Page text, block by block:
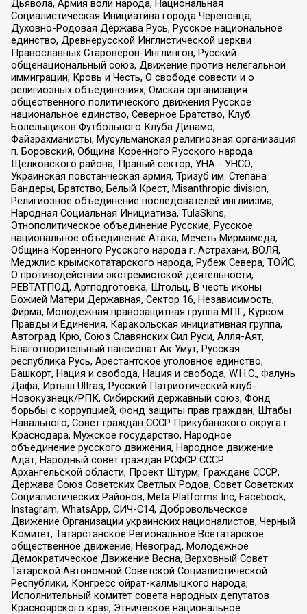
Дьявола, Армия воли народа, Национальная
Социалистическая Инициатива города Череповца,
Духовно-Родовая Держава Русь, Русское национальное
единство, Древнерусской Инглистической церкви
Православных Староверов-Инглингов, Русский
общенациональный союз, Движение против нелегальной
иммиграции, Кровь и Честь, О свободе совести и о
религиозных объединениях, Омская организация
общественного политического движения Русское
национальное единство, Северное Братство, Клуб
Болельщиков Футбольного Клуба Динамо,
Файзрахманисты, Мусульманская религиозная организация
п. Боровский, Община Коренного Русского народа
Щелковского района, Правый сектор, УНА - УНСО,
Украинская повстанческая армия, Тризуб им. Степана
Бандеры, Братство, Белый Крест, Misanthropic division,
Религиозное объединение последователей инглиизма,
Народная Социальная Инициатива, TulaSkins,
Этнополитическое объединение Русские, Русское
национальное объединение Атака, Мечеть Мирмамеда,
Община Коренного Русского народа г. Астрахани, ВОЛЯ,
Меджлис крымскотатарского народа, Рубеж Севера, ТОЙС,
О противодействии экстремистской деятельности,
РЕВТАТПОД, Артподготовка, Штольц, В честь иконы
Божией Матери Державная, Сектор 16, Независимость,
Фирма, Молодежная правозащитная группа МПГ, Курсом
Правды и Единения, Каракольская инициативная группа,
Автоград Крю, Союз Славянских Сил Руси, Алля-Аят,
Благотворительный пансионат Ак Умут, Русская
республика Русь, Арестантское уголовное единство,
Башкорт, Нация и свобода, Нация и свобода, W.H.С., Фалунь
Дафа, Иртыш Ultras, Русский Патриотический клуб-
Новокузнецк/РПК, Сибирский державный союз, Фонд
борьбы с коррупцией, Фонд защиты прав граждан, Штабы
Навального, Совет граждан СССР Прикубанского округа г.
Краснодара, Мужское государство, Народное
объединение русского движения, Народное движение
Адат, Народный совет граждан РСФСР СССР
Архангельской области, Проект Штурм, Граждане СССР,
Держава Союз Советских Светлых Родов, Совет Советских
Социалистических Районов, Meta Platforms Inc, Facebook,
Instagram, WhatsApp, СИЧ-С14, Добровольческое
Движение Организации украинских националистов, Черный
Комитет, Татарстанское Региональное Всетатарское
общественное движение, Невоград, Молодежное
Демократическое Движение Весна, Верховный Совет
Татарской Автономной Советской Социалистической
Республики, Конгресс ойрат-калмыцкого народа,
Исполнительный комитет совета народных депутатов
Красноярского края, Этническое национальное